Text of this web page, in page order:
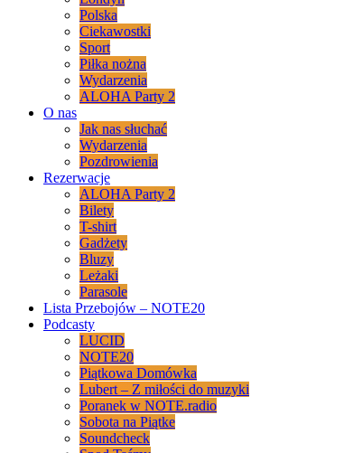
Polska
Ciekawostki
Sport
Piłka nożna
Wydarzenia
ALOHA Party 2
O nas
Jak nas słuchać
Wydarzenia
Pozdrowienia
Rezerwacje
ALOHA Party 2
Bilety
T-shirt
Gadżety
Bluzy
Leżaki
Parasole
Lista Przebojów – NOTE20
Podcasty
LUCID
NOTE20
Piątkowa Domówka
Lubert – Z miłości do muzyki
Poranek w NOTE.radio
Sobota na Piątke
Soundcheck